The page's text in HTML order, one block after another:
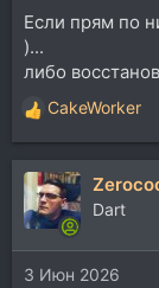
Если прям по
)...
либо
Р
е
а
к
ц
и
и
:
CakeWorker
Dart
3 Июн 2026